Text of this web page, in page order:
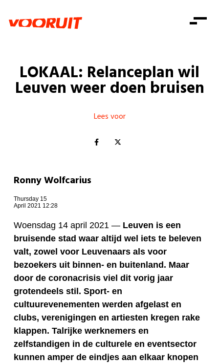
Zorg
Gelijke kansen
Welzijn
Consumentenbescherming
Kinderen en jongeren
Onze mensen
Standpunten
Vacatures
Doe mee
Doe mee
Word lid
Shop
Login
LOKAAL: Relanceplan wil
Leuven weer doen bruisen
Lees voor
Ronny Wolfcarius
Thursday 15
April 2021 12:28
Woensdag 14 april 2021 — Leuven is een
bruisende stad waar altijd wel iets te beleven
valt, zowel voor Leuvenaars als voor
bezoekers uit binnen- en buitenland. Maar
door de coronacrisis viel dit vorig jaar
grotendeels stil. Sport- en
cultuurevenementen werden afgelast en
clubs, verenigingen en artiesten kregen rake
klappen. Talrijke werknemers en
zelfstandigen in de culturele en eventsector
kunnen amper de eindjes aan elkaar knopen